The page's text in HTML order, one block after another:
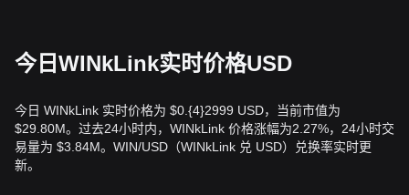
今日WINkLink实时价格USD
今日 WINkLink 实时价格为 $0.{​4}2999 USD，当前市值为
$29.80M。过去24小时内，WINkLink 价格涨幅为2.27%，24小时交
易量为 $3.84M。WIN/USD（WINkLink 兑 USD）兑换率实时更
新。